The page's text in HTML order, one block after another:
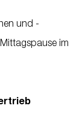
und -
im